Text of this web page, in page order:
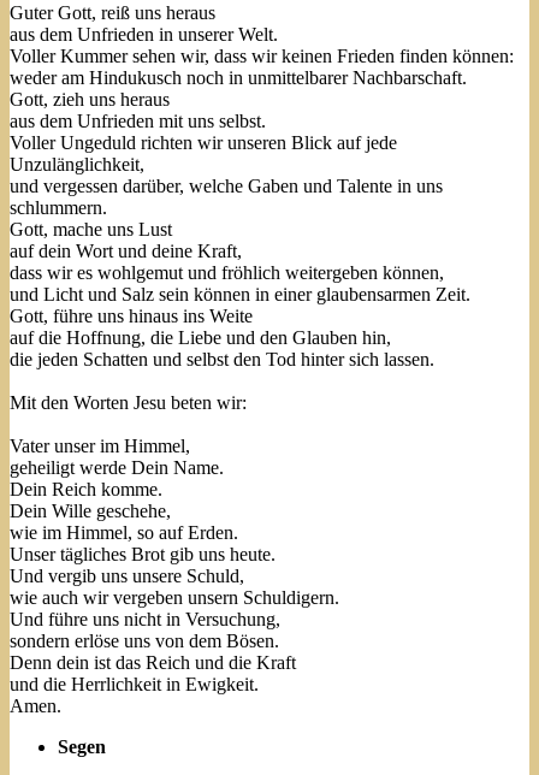
Guter Gott, reiß uns heraus
aus dem Unfrieden in unserer Welt.
Voller Kummer sehen wir, dass wir keinen Frieden finden können:
weder am Hindukusch noch in unmittelbarer Nachbarschaft.
Gott, zieh uns heraus
aus dem Unfrieden mit uns selbst.
Voller Ungeduld richten wir unseren Blick auf jede
Unzulänglichkeit,
und vergessen darüber, welche Gaben und Talente in uns
schlummern.
Gott, mache uns Lust
auf dein Wort und deine Kraft,
dass wir es wohlgemut und fröhlich weitergeben können,
und Licht und Salz sein können in einer glaubensarmen Zeit.
Gott, führe uns hinaus ins Weite
auf die Hoffnung, die Liebe und den Glauben hin,
die jeden Schatten und selbst den Tod hinter sich lassen.
Mit den Worten Jesu beten wir:
Vater unser im Himmel,
geheiligt werde Dein Name.
Dein Reich komme.
Dein Wille geschehe,
wie im Himmel, so auf Erden.
Unser tägliches Brot gib uns heute.
Und vergib uns unsere Schuld,
wie auch wir vergeben unsern Schuldigern.
Und führe uns nicht in Versuchung,
sondern erlöse uns von dem Bösen.
Denn dein ist das Reich und die Kraft
und die Herrlichkeit in Ewigkeit.
Amen.
Segen